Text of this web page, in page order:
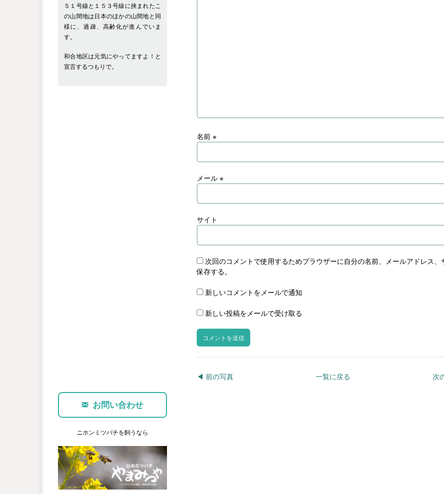
名前 ※
メール ※
サイト
次回のコメントで使用するためブラウザーに自分の名前、メールアドレス、
保存する。
新しいコメントをメールで通知
新しい投稿をメールで受け取る
◀︎ 前の写真 次
一覧に戻る
５１号線と１５３号線に挟まれたこ
の山間地は日本のほかの山間地と同
様に、過疎、高齢化が進んでいま
す。
和合地区は元気にやってますよ！と
宣言するつもりで。
お問い合わせ
ニホンミツバチを飼うなら